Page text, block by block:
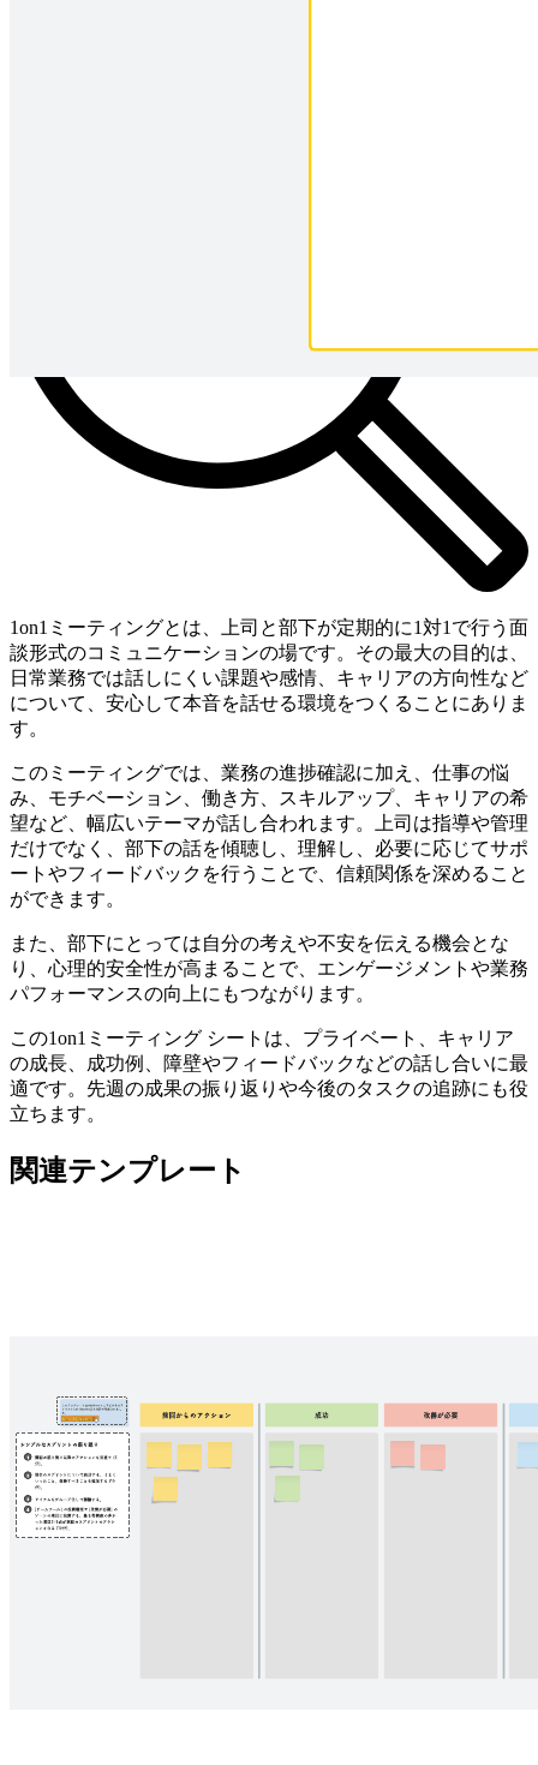
1on1ミーティングとは、上司と部下が定期的に1対1で行う面
談形式のコミュニケーションの場です。その最大の目的は、
日常業務では話しにくい課題や感情、キャリアの方向性など
について、安心して本音を話せる環境をつくることにありま
す。
このミーティングでは、業務の進捗確認に加え、仕事の悩
み、モチベーション、働き方、スキルアップ、キャリアの希
望など、幅広いテーマが話し合われます。上司は指導や管理
だけでなく、部下の話を傾聴し、理解し、必要に応じてサポ
ートやフィードバックを行うことで、信頼関係を深めること
ができます。
また、部下にとっては自分の考えや不安を伝える機会とな
り、心理的安全性が高まることで、エンゲージメントや業務
パフォーマンスの向上にもつながります。
この1on1ミーティング シートは、プライベート、キャリア
の成長、成功例、障壁やフィードバックなどの話し合いに最
適です。先週の成果の振り返りや今後のタスクの追跡にも役
立ちます。
関連テンプレート